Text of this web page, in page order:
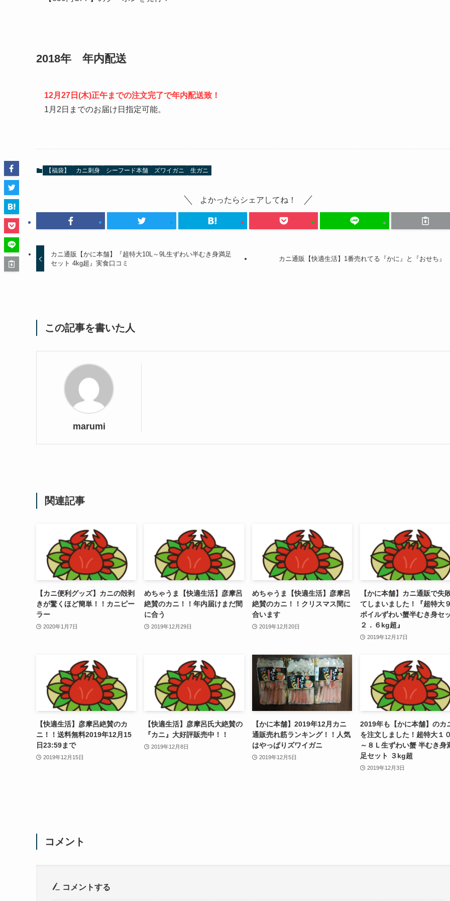
2018年 年内配送
12月27日(木)正午までの注文完了で年内配送致！
1月2日までのお届け日指定可能。
【福袋】 カニ刺身 シーフード本舗 ズワイガニ 生ガニ
よかったらシェアしてね！
カニ通販【かに本舗】『超特大10L～9L生ずわい半むき身満足
セット 4kg超』実食口コミ
カニ通販【快適生活】1番売れてる『かに』と『おせち』
この記事を書いた人
marumi
関連記事
【カニ便利グッズ】カニの殻剥
きが驚くほど簡単！！カニピー
ラー
2020年1月7日
めちゃうま【快適生活】彦摩呂
絶賛のカニ！！年内届けまだ間
に合う
2019年12月29日
めちゃうま【快適生活】彦摩呂
絶賛のカニ！！クリスマス間に
合います
2019年12月20日
【かに本舗】カニ通販で失
てしまいました！『超特大
ボイルずわい蟹半むき身セ
２．６kg超』
2019年12月17日
【快適生活】彦摩呂絶賛のカ
ニ！！送料無料2019年12月15
日23:59まで
2019年12月15日
【快適生活】彦摩呂氏大絶賛の
『カニ』大好評販売中！！
2019年12月8日
【かに本舗】2019年12月カニ
通販売れ筋ランキング！！人気
はやっぱりズワイガニ
2019年12月5日
2019年も【かに本舗】のカ
を注文しました！超特大１
～８Ｌ生ずわい蟹 半むき身
足セット ３kg超
2019年12月3日
コメント
コメントする